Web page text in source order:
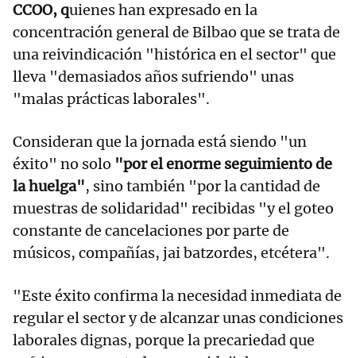
CCOO, quienes han expresado en la
concentración general de Bilbao que se trata de
una reivindicación "histórica en el sector" que
lleva "demasiados años sufriendo" unas
"malas prácticas laborales".
Consideran que la jornada está siendo "un
éxito" no solo "por el enorme seguimiento de
la huelga", sino también "por la cantidad de
muestras de solidaridad" recibidas "y el goteo
constante de cancelaciones por parte de
músicos, compañías, jai batzordes, etcétera".
"Este éxito confirma la necesidad inmediata de
regular el sector y de alcanzar unas condiciones
laborales dignas, porque la precariedad que